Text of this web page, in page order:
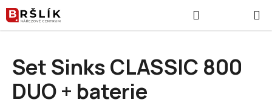
Přejít na obsah
Set Sinks CLASSIC 800
DUO + baterie